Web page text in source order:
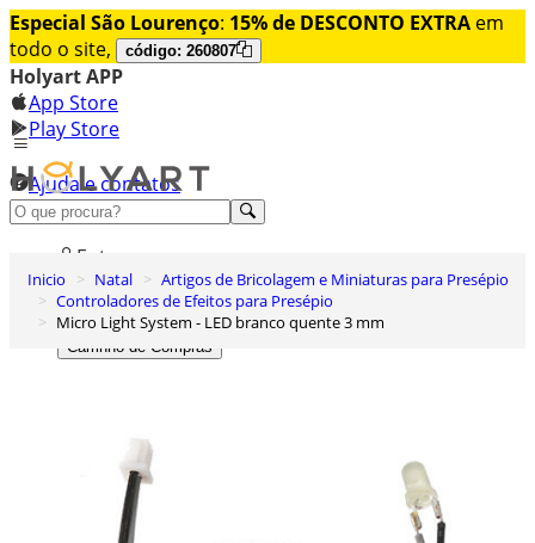
Especial São Lourenço: 15% de DESCONTO EXTRA em
todo o site,
código: 260807
Holyart APP
App Store
Play Store
Ajuda e contatos
Conheça premium
Entrar
Lista de Desejos
0
Carrinho de Compras
Inicio Natal
Artigos de Bricolagem e Miniaturas para Presépio
Controladores de Efeitos para Presépio
Micro Light System - LED branco quente 3 mm